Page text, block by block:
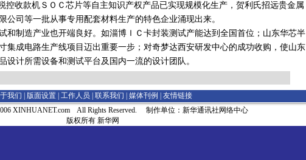
控收款机ＳＯＣ芯片等自主知识产权产品已实现规模化生产，贺利氏招远贵金属
公司等一批从事专用配套材料生产的特色企业涌现出来。
制造产业也开端良好。如淄博ＩＣ卡封装测试产能达到全国首位；山东华芯半
集成电路生产线项目迈出重要一步；对奇梦达西安研发中心的成功收购，使山东
设计所需设备和测试平台及国内一流的设计团队。
我们 | 版面设置 工作人员 联系我们 媒体刊例
友情链接
XINHUANET.com All Rights Reserved. 制作单位：新华通讯社网络中心
版权所有 新华网